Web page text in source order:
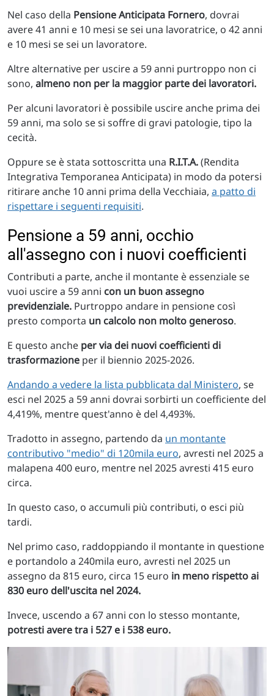
Nel caso della Pensione Anticipata Fornero, dovrai
avere 41 anni e 10 mesi se sei una lavoratrice, o 42 anni
e 10 mesi se sei un lavoratore.
Altre alternative per uscire a 59 anni purtroppo non ci
sono, almeno non per la maggior parte dei lavoratori.
Per alcuni lavoratori è possibile uscire anche prima dei
59 anni, ma solo se si soffre di gravi patologie, tipo la
cecità.
Oppure se è stata sottoscritta una R.I.T.A.(Rendita
Integrativa Temporanea Anticipata) in modo da potersi
ritirare anche 10 anni prima della Vecchiaia, a patto di
rispettare i seguenti requisiti.
Pensione a 59 anni, occhio
all'assegno con i nuovi coefficienti
Contributi a parte, anche il montante è essenziale se
vuoi uscire a 59 anni con un buon assegno
previdenziale. Purtroppo andare in pensione così
presto comporta un calcolo non molto generoso.
E questo anche per via dei nuovi coefficienti di
trasformazione per il biennio 2025-2026.
Andando a vedere la lista pubblicata dal Ministero, se
esci nel 2025 a 59 anni dovrai sorbirti un coefficiente del
4,419%, mentre quest'anno è del 4,493%.
Tradotto in assegno, partendo da un montante
contributivo "medio" di 120mila euro, avresti nel 2025 a
malapena 400 euro, mentre nel 2025 avresti 415 euro
circa.
In questo caso, o accumuli più contributi, o esci più
tardi.
Nel primo caso, raddoppiando il montante in questione
e portandolo a 240mila euro, avresti nel 2025 un
assegno da 815 euro, circa 15 euro in meno rispetto ai
830 euro dell'uscita nel 2024.
Invece, uscendo a 67 anni con lo stesso montante,
potresti avere tra i 527 e i 538 euro.